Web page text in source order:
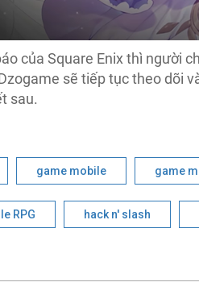
của Square Enix thì người
sẽ tiếp tục theo dõi
sau.
game mobile game
RPG hack n' slash